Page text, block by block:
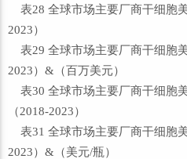
表28 全球市场主要厂商干细胞
2023）
表29 全球市场主要厂商干细胞
2023）&（百万美元）
表30 全球市场主要厂商干细胞
（2018-2023）
表31 全球市场主要厂商干细胞
2023）&（美元/瓶）